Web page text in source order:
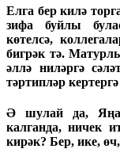
Елга бер килә
зифа буйлы
көтелсә,
бигрәк тә.
әллә ниләргә
тәртипләр кертергә
Ә шулай да, Яңа
калганда, ничек
кирәк? Бер, ике,